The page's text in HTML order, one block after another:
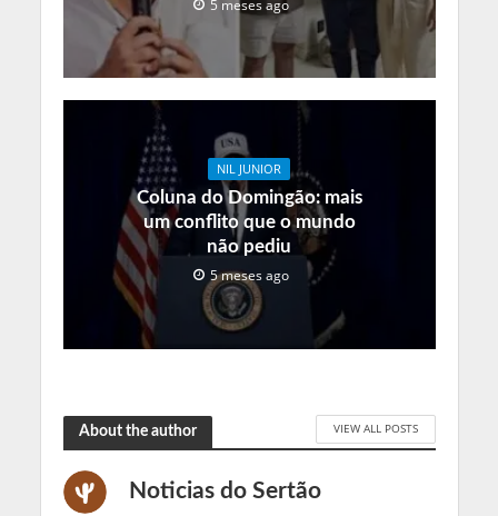
5 meses ago
NIL JUNIOR
Coluna do Domingão: mais
um conflito que o mundo
não pediu
5 meses ago
About the author VIEW ALL POSTS
Noticias do Sertão